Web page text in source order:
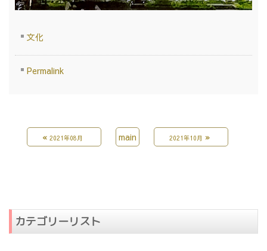
文化
Permalink
« 2021年08月 main 2021年10月 »
カテゴリーリスト